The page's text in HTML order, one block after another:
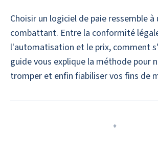
Choisir un logiciel de paie ressemble à
combattant. Entre la conformité
l'automatisation et le prix, comment
guide vous explique la méthode pour
tromper et enfin fiabiliser vos fins de
♦